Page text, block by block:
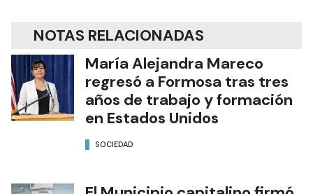
NOTAS RELACIONADAS
María Alejandra Mareco
regresó a Formosa tras tres
años de trabajo y formación
en Estados Unidos
SOCIEDAD